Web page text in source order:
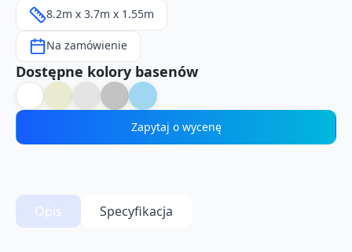
8.2m x 3.7m x 1.55m
Na zamówienie
Dostępne kolory basenów
Zapytaj o wycenę
Opis Specyfikacja